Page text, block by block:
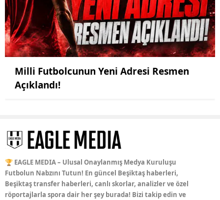
Milli Futbolcunun Yeni Adresi Resmen
Açıklandı!
🏆 EAGLE MEDIA – Ulusal Onaylanmış Medya Kuruluşu
Futbolun Nabzını Tutun! En güncel Beşiktaş haberleri,
Beşiktaş transfer haberleri, canlı skorlar, analizler ve özel
röportajlarla spora dair her şey burada! Bizi takip edin ve